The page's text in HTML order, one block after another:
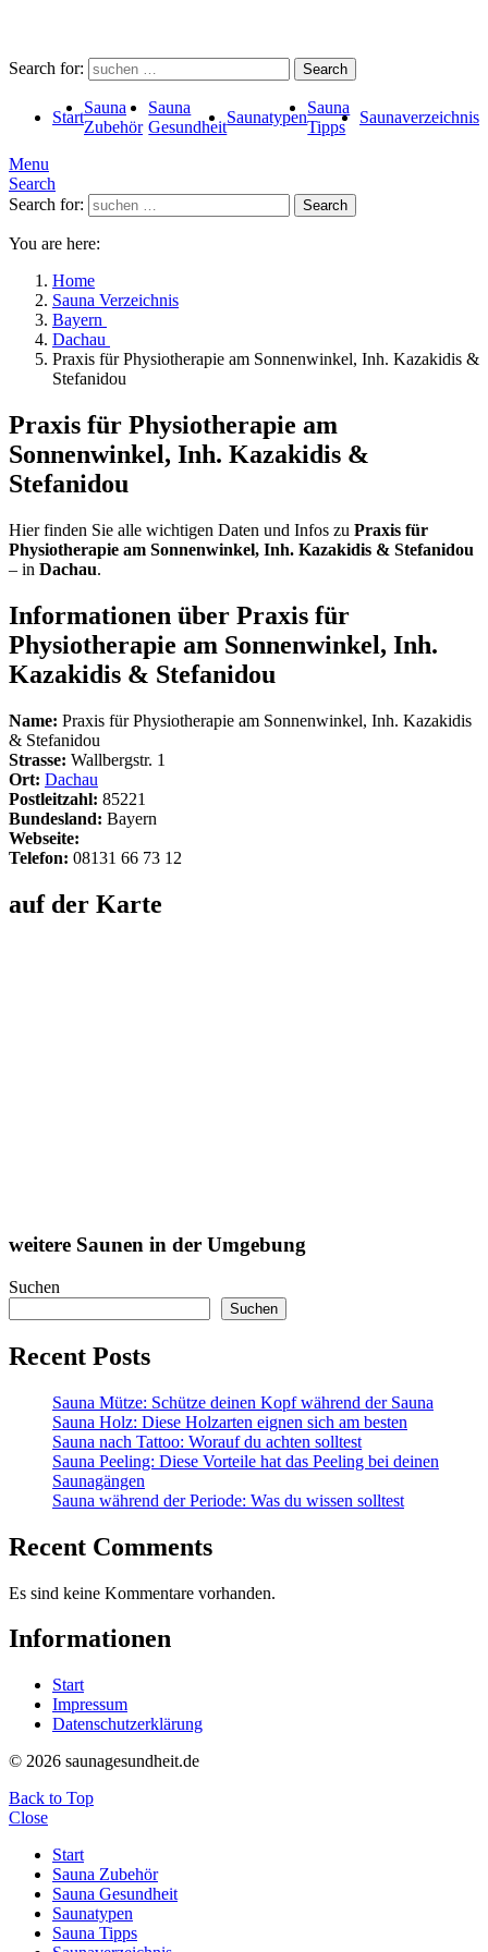
Search for: Search
Start
Sauna
Zubehör
Sauna
Gesundheit
Saunatypen
Sauna
Tipps
Saunaverzeichnis
Menu
Search
Search for:
Search
You are here:
Home
Sauna Verzeichnis
Bayern
Dachau
Praxis für Physiotherapie am Sonnenwinkel, Inh. Kazakidis &
Stefanidou
Praxis für Physiotherapie am
Sonnenwinkel, Inh. Kazakidis &
Stefanidou
Hier finden Sie alle wichtigen Daten und Infos zu Praxis für
Physiotherapie am Sonnenwinkel, Inh. Kazakidis & Stefanidou
– in Dachau.
Informationen über Praxis für
Physiotherapie am Sonnenwinkel, Inh.
Kazakidis & Stefanidou
Name: Praxis für Physiotherapie am Sonnenwinkel, Inh. Kazakidis
& Stefanidou
Strasse: Wallbergstr. 1
Ort: Dachau
Postleitzahl: 85221
Bundesland: Bayern
Webseite:
Telefon: 08131 66 73 12
auf der Karte
weitere Saunen in der Umgebung
Suchen
Suchen
Recent Posts
Sauna Mütze: Schütze deinen Kopf während der Sauna
Sauna Holz: Diese Holzarten eignen sich am besten
Sauna nach Tattoo: Worauf du achten solltest
Sauna Peeling: Diese Vorteile hat das Peeling bei deinen
Saunagängen
Sauna während der Periode: Was du wissen solltest
Recent Comments
Es sind keine Kommentare vorhanden.
Informationen
Start
Impressum
Datenschutzerklärung
© 2026 saunagesundheit.de
Back to Top
Close
Start
Sauna Zubehör
Sauna Gesundheit
Saunatypen
Sauna Tipps